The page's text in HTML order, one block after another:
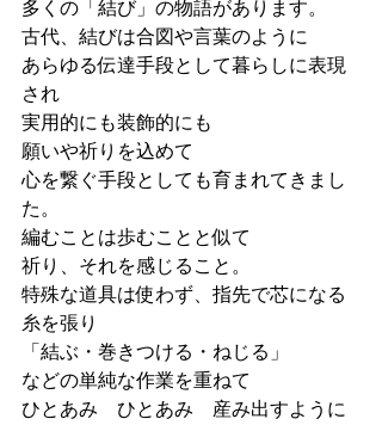
多くの「結び」の物語があります。
古代、結びは合図や言葉のように
あらゆる伝達手段として暮らしに表現
され
実用的にも装飾的にも
願いや祈りを込めて
心を繋ぐ手段としても育まれてきまし
た。
編むことは歩むことと似て
祈り、それを感じること。
特殊な道具は使わず、指先で芯になる
糸を張り
「結ぶ・巻きつける・ねじる」
などの単純な作業を重ねて
ひとあみ　ひとあみ　産み出すように